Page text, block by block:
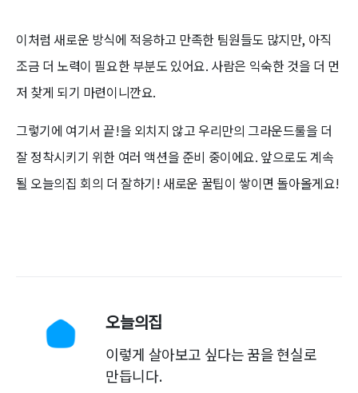
이처럼 새로운 방식에 적응하고 만족한 팀원들도 많지만, 아직
조금 더 노력이 필요한 부분도 있어요. 사람은 익숙한 것을 더 먼
저 찾게 되기 마련이니깐요.
그렇기에 여기서 끝!을 외치지 않고 우리만의 그라운드룰을 더
잘 정착시키기 위한 여러 액션을 준비 중이에요. 앞으로도 계속
될 오늘의집 회의 더 잘하기! 새로운 꿀팁이 쌓이면 돌아올게요!
오늘의집
이렇게 살아보고 싶다는 꿈을 현실로
만듭니다.